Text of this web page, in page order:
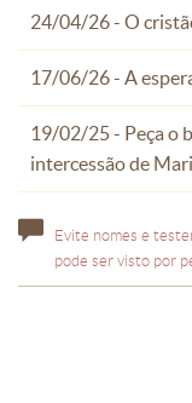
24/04/26 - O
17/06/26 - A
19/02/25 - Peça o
intercessão de
Evite nomes e
pode ser visto por